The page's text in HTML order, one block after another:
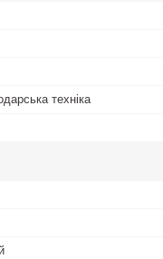
техніка